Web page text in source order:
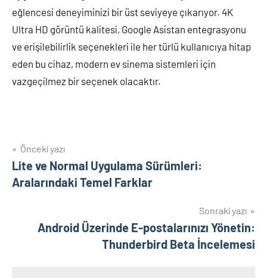
eğlencesi deneyiminizi bir üst seviyeye çıkarıyor. 4K
Ultra HD görüntü kalitesi, Google Asistan entegrasyonu
ve erişilebilirlik seçenekleri ile her türlü kullanıcıya hitap
eden bu cihaz, modern ev sinema sistemleri için
vazgeçilmez bir seçenek olacaktır.
Yazı
gezinmesi
Önceki yazı
Lite ve Normal Uygulama Sürümleri:
Aralarındaki Temel Farklar
Sonraki yazı
Android Üzerinde E-postalarınızı Yönetin:
Thunderbird Beta İncelemesi